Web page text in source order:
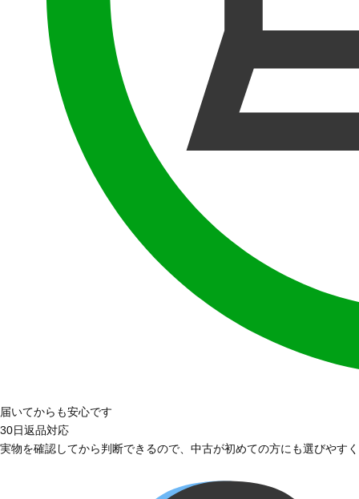
届いてからも安心です
30日返品対応
実物を確認してから判断できるので、中古が初めての方にも選びやす